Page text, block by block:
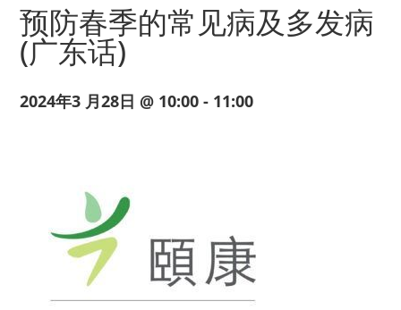
预防春季的常见病及多发病
(广东话)
2024年3 月28日 @ 10:00 - 11:00